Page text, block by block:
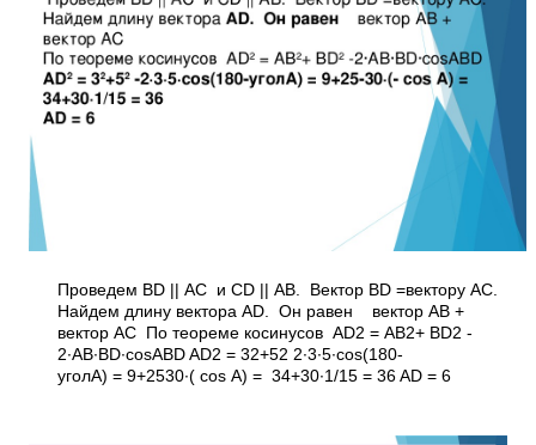
Проведем BD || AC и CD || AB. Вектор BD =вектору AC.
Найдем длину вектора AD. Он равен вектор АВ +
вектор АС По теореме косинусов AD2 = AB2+ BD2 ­
2∙AB∙BD∙cosABD AD2 = 32+52 ­2∙3∙5∙cos(180­
уголА) = 9+25­30∙(­ cos А) = 34+30∙1/15 = 36 AD = 6